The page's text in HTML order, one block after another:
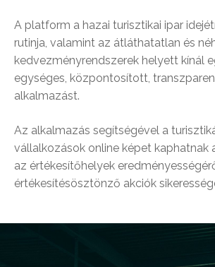
A platform a hazai turisztikai ipar
rutinja, valamint az átláthatatlan és
kedvezményrendszerek helyett kínál
egységes, központosított,
alkalmazást.
Az alkalmazás segítségével a
vállalkozások online képet kaphatnak
az értékesítőhelyek
értékesítésösztönző akciók